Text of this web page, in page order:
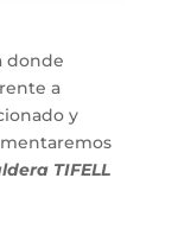
donde
a
y
TIFELL